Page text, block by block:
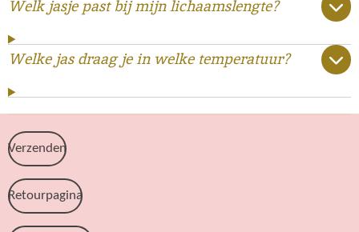
Welk jasje past bij mijn lichaamslengte?
Welke jas draag je in welke temperatuur?
Verzenden
Retourpagina